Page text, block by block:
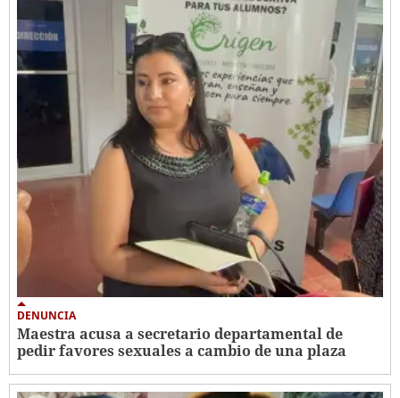
DENUNCIA
Maestra acusa a secretario departamental de
pedir favores sexuales a cambio de una plaza